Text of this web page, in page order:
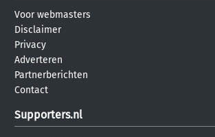
Voor webmasters
Disclaimer
Privacy
Adverteren
Partnerberichten
Contact
Supporters.nl